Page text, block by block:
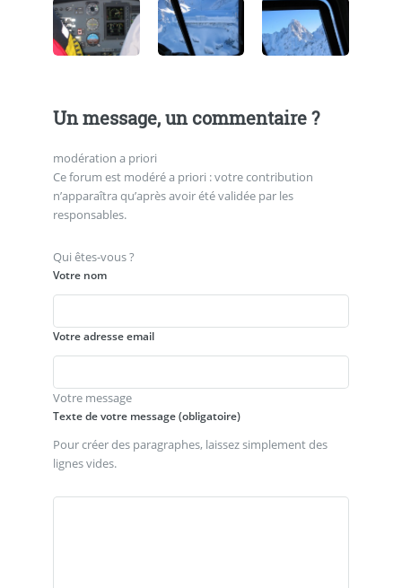
Un message, un commentaire ?
modération a priori
Ce forum est modéré a priori : votre contribution
n’apparaîtra qu’après avoir été validée par les
responsables.
Qui êtes-vous ?
Votre nom
Votre adresse email
Votre message
Texte de votre message (obligatoire)
Pour créer des paragraphes, laissez simplement des
lignes vides.